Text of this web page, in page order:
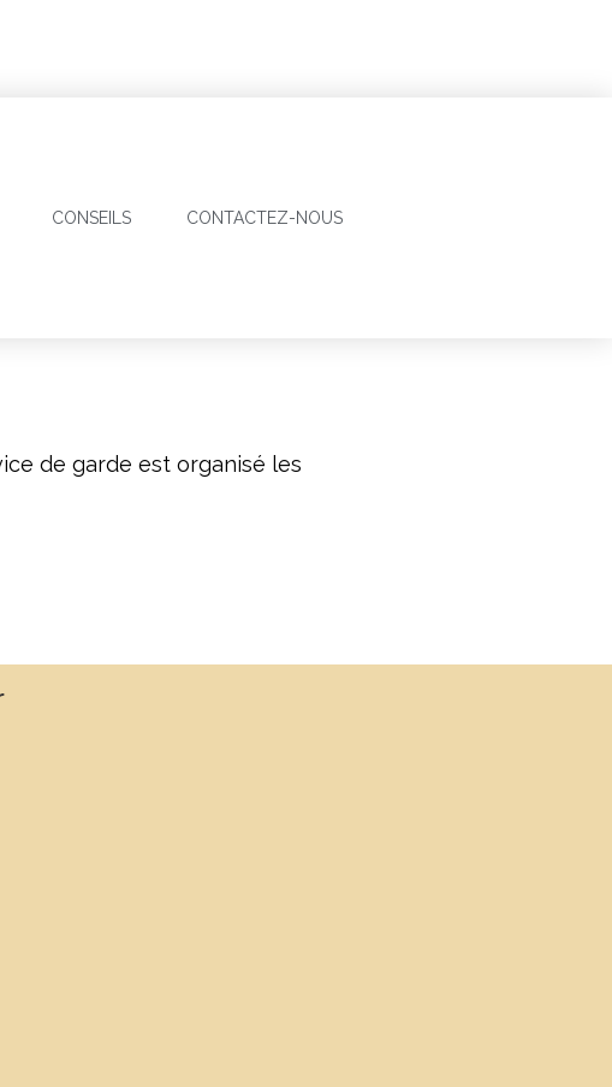
CONSEILS CONTACTEZ-NOUS
de garde est organisé les